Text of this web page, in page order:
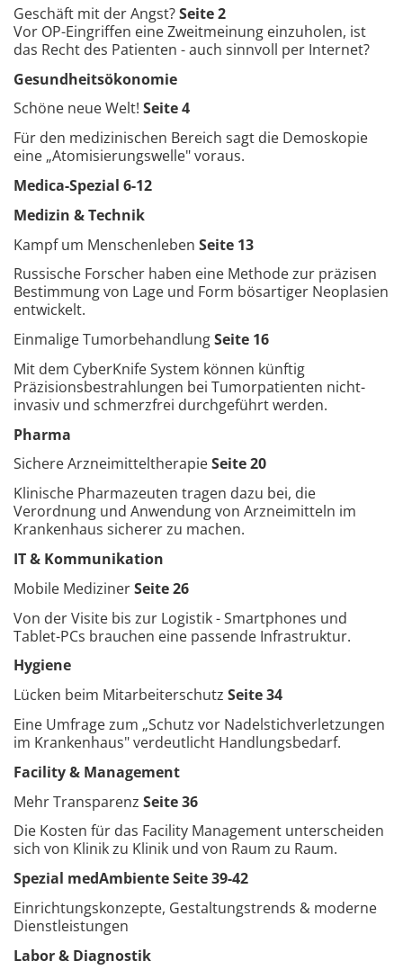
Geschäft mit der Angst?Seite 2
Vor OP-Eingriffen eine Zweitmeinung einzuholen, ist
das Recht des Patienten - auch sinnvoll per Internet?
Gesundheitsökonomie
Schöne neue Welt! Seite 4
Für den medizinischen Bereich sagt die Demoskopie
eine „Atomisierungswelle" voraus.
Medica-Spezial 6-12
Medizin & Technik
Kampf um Menschenleben Seite 13
Russische Forscher haben eine Methode zur präzisen
Bestimmung von Lage und Form bösartiger Neoplasien
entwickelt.
Einmalige TumorbehandlungSeite 16
Mit dem CyberKnife System können künftig
Präzisionsbestrahlungen bei Tumorpatienten nicht-
invasiv und schmerzfrei durchgeführt werden.
Pharma
Sichere ArzneimitteltherapieSeite 20
Klinische Pharmazeuten tragen dazu bei, die
Verordnung und Anwendung von Arzneimitteln im
Krankenhaus sicherer zu machen.
IT & Kommunikation
Mobile MedizinerSeite 26
Von der Visite bis zur Logistik - Smartphones und
Tablet-PCs brauchen eine passende Infrastruktur.
Hygiene
Lücken beim Mitarbeiterschutz Seite 34
Eine Umfrage zum „Schutz vor Nadelstichverletzungen
im Krankenhaus" verdeutlicht Handlungsbedarf.
Facility & Management
Mehr Transparenz Seite 36
Die Kosten für das Facility Management unterscheiden
sich von Klinik zu Klinik und von Raum zu Raum.
Spezial medAmbiente Seite 39-42
Einrichtungskonzepte, Gestaltungstrends & moderne
Dienstleistungen
Labor & Diagnostik